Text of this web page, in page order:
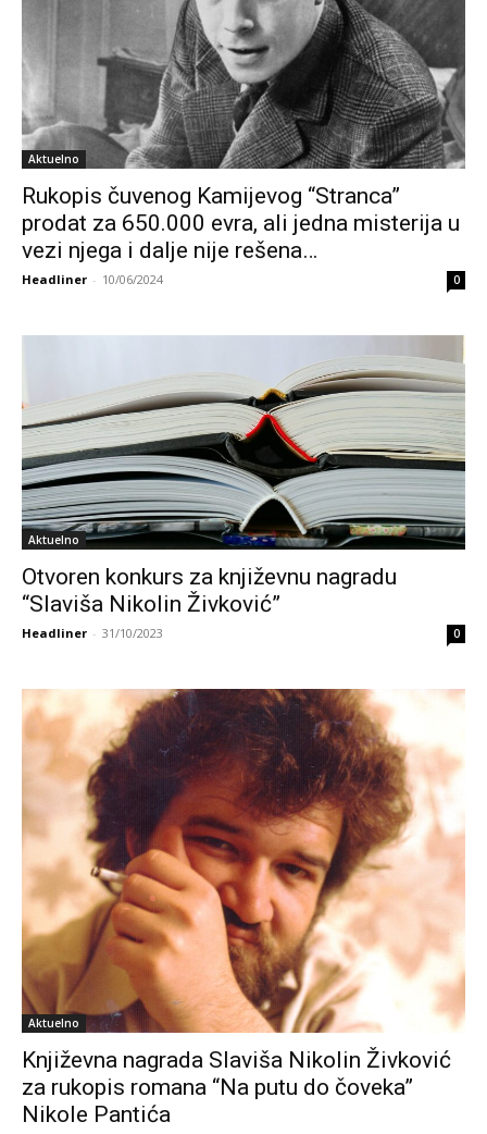
Aktuelno
Rukopis čuvenog Kamijevog “Stranca”
prodat za 650.000 evra, ali jedna misterija u
vezi njega i dalje nije rešena…
Headliner - 10/06/2024 0
Aktuelno
Otvoren konkurs za književnu nagradu
“Slaviša Nikolin Živković”
Headliner - 31/10/2023 0
Aktuelno
Književna nagrada Slaviša Nikolin Živković
za rukopis romana “Na putu do čoveka”
Nikole Pantića